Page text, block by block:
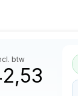
btw